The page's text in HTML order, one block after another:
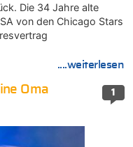
Die 34 Jahre alte
von den Chicago Stars
....weiterlesen
1
Oma